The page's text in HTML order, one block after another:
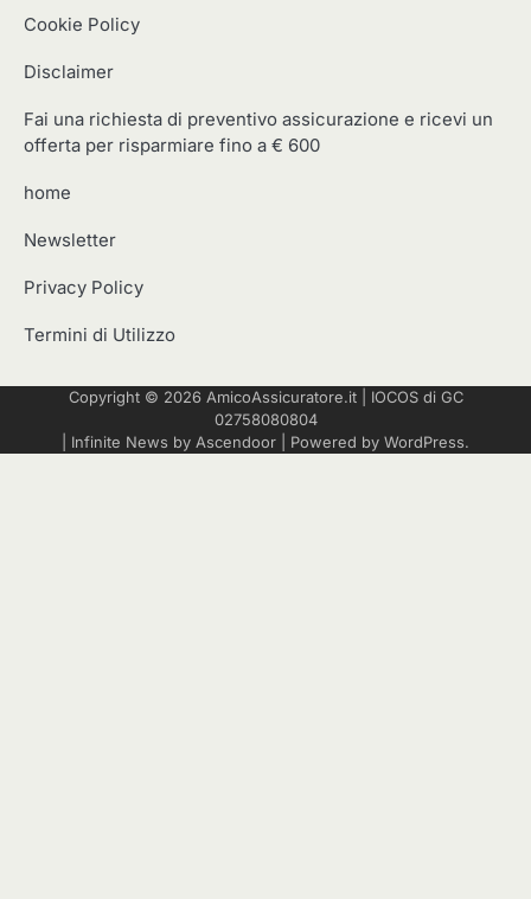
Cookie Policy
Disclaimer
Fai una richiesta di preventivo assicurazione e ricevi un
offerta per risparmiare fino a € 600
home
Newsletter
Privacy Policy
Termini di Utilizzo
Copyright © 2026 AmicoAssicuratore.it| IOCOSdi GC
02758080804
| Infinite News by Ascendoor | Powered by WordPress.